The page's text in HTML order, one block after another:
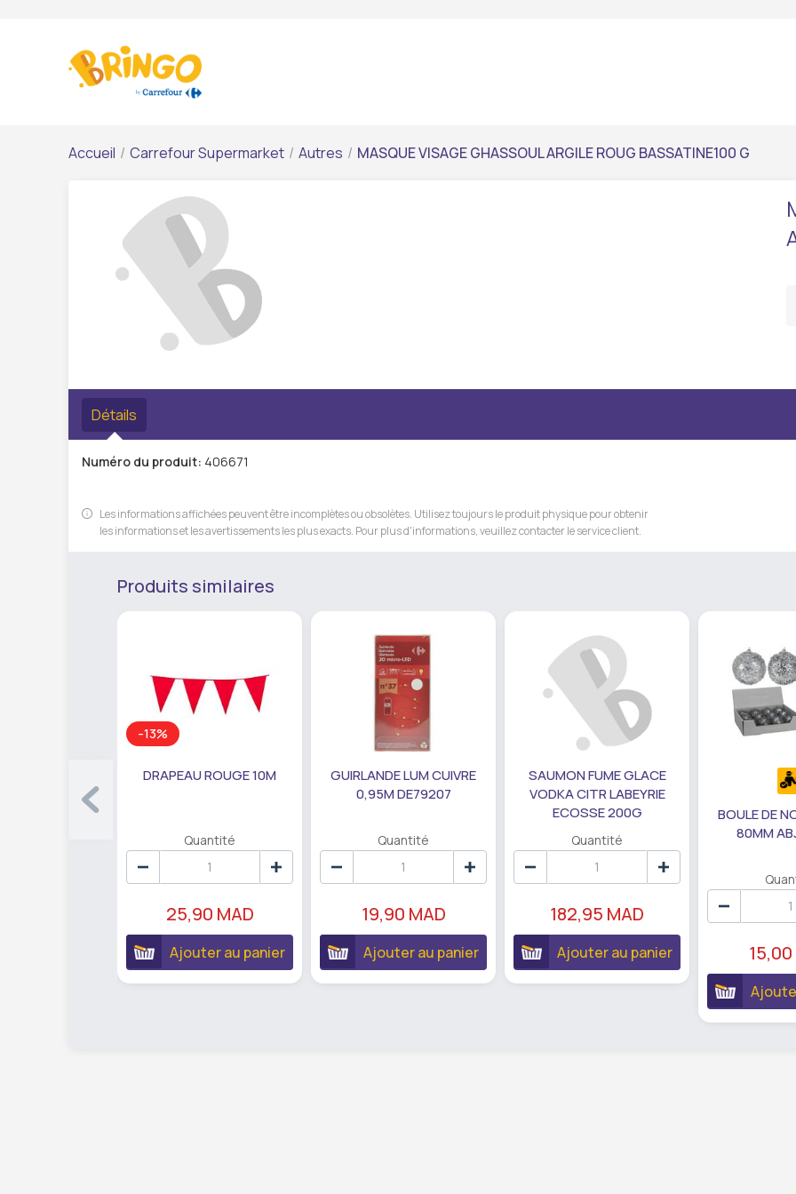
Accueil / Carrefour Supermarket / Autres / MASQUE VISAGE GHASSOUL ARGILE ROUG BASSATINE100 G
Détails
Numéro du produit: 406671
Les informations affichées peuvent être incomplètes ou obsolètes. Utilisez toujours le produit physique pour obtenir
les informations et les avertissements les plus exacts. Pour plus d'informations, veuillez contacter le service client.
Produits similaires
-13%
DRAPEAU ROUGE 10M
Quantité
25,90 MAD
Ajouter au panier
GUIRLANDE LUM CUIVRE
0,95M DE79207
Quantité
19,90 MAD
Ajouter au panier
SAUMON FUME GLACE
VODKA CITR LABEYRIE
ECOSSE 200G
Quantité
182,95 MAD
Ajouter au panier
BOULE DE
80MM